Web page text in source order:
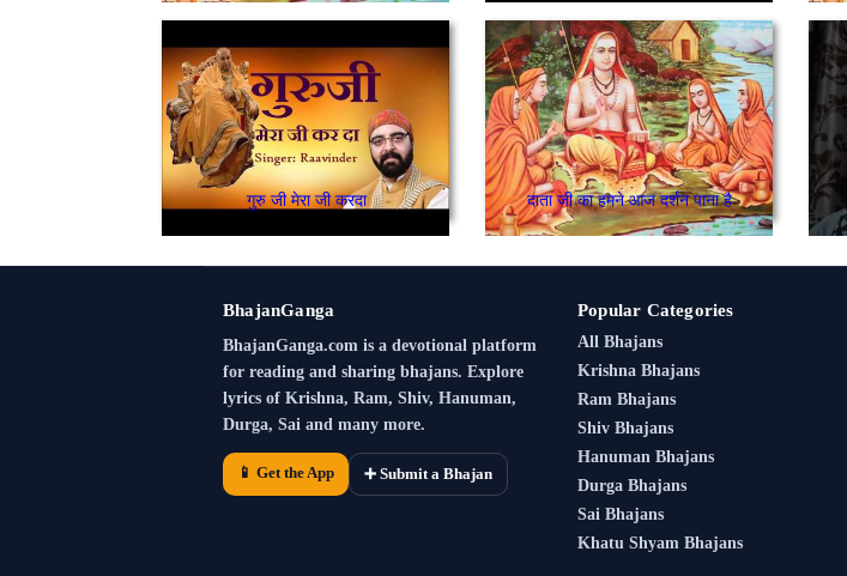
गुरु जी मेरा जी करदा दाता जी का हमने आज दर्शन पाना है
BhajanGanga
BhajanGanga.com is a devotional platform
for reading and sharing bhajans. Explore
lyrics of Krishna, Ram, Shiv, Hanuman,
Durga, Sai and many more.
📱 Get the App ➕ Submit a Bhajan
Popular Categories
All Bhajans
Krishna Bhajans
Ram Bhajans
Shiv Bhajans
Hanuman Bhajans
Durga Bhajans
Sai Bhajans
Khatu Shyam Bhajans